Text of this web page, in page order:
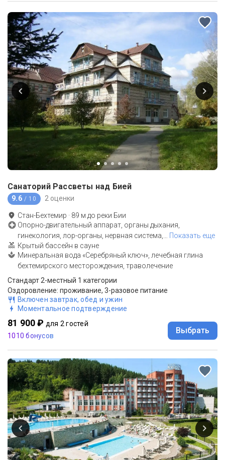
Санаторий Рассветы над Бией
9.6 / 10 2 оценки
Стан-Бехтемир · 89 м до реки Бии
Опорно-двигательный аппарат, органы дыхания,
гинекология, лор-органы, нервная система,
Показать еще
Крытый бассейн в сауне
Минеральная вода «Серебряный ключ», лечебная глина
бехтемирского месторождения, траволечение
Стандарт 2-местный 1 категории
Оздоровление: проживание, 3-разовое питание
Включен завтрак, обед и ужин
Моментальное подтверждение
81 900 ₽ для 2 гостей
1010 бонусов
Выбрать